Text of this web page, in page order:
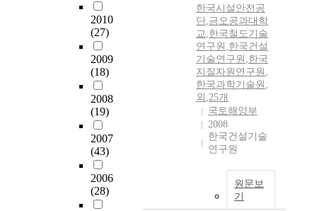
2010
(27)
2009
(18)
2008
(19)
2007
(43)
2006
(28)
한국시설안전공
단,금오공과대학
교,한국철도기술
연구원 ,한국건설
기술연구원 ,한국
지질자원연구원 ,
한국과학기술원 ,
외 ,25개
국토해양부
2008
한국건설기술
연구원
원문보
기